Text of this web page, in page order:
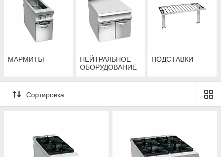
МАРМИТЫ
НЕЙТРАЛЬНОЕ
ОБОРУДОВАНИЕ
ПОДСТАВКИ
Сортировка